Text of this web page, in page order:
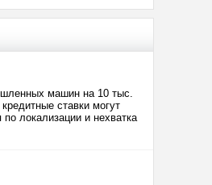
машин на 10 тыс.
ставки могут
локализации и нехватка